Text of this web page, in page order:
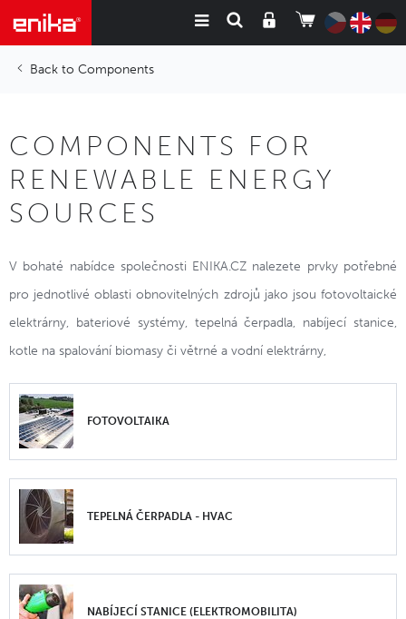
Components
COMPONENTS FOR
RENEWABLE ENERGY
SOURCES
V bohaté nabídce společnosti ENIKA.CZ nalezete prvky potřebné
pro jednotlivé oblasti obnovitelných zdrojů jako jsou fotovoltaické
elektrárny, bateriové systémy, tepelná čerpadla, nabíjecí stanice,
kotle na spalování biomasy či větrné a vodní elektrárny,
FOTOVOLTAIKA
TEPELNÁ ČERPADLA - HVAC
NABÍJECÍ STANICE (ELEKTROMOBILITA)